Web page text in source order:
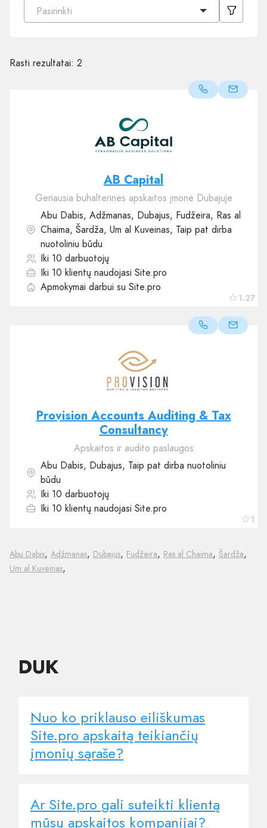
Pasirinkti
Rasti rezultatai: 2
1.27
AB Capital
Geriausia buhalterinės apskaitos įmonė Dubajuje
Abu Dabis, Adžmanas, Dubajus, Fudžeira, Ras al
Chaima, Šardža, Um al Kuveinas, Taip pat dirba
nuotoliniu būdu
Iki 10 darbuotojų
Iki 10 klientų naudojasi Site.pro
Apmokymai darbui su Site.pro
1
Provision Accounts Auditing & Tax
Consultancy
Apskaitos ir audito paslaugos
Abu Dabis, Dubajus, Taip pat dirba nuotoliniu
būdu
Iki 10 darbuotojų
Iki 10 klientų naudojasi Site.pro
Abu Dabis, Adžmanas, Dubajus, Fudžeira, Ras al Chaima, Šardža,
Um al Kuveinas,
DUK
Nuo ko priklauso eiliškumas
Site.pro apskaitą teikiančių
įmonių sąraše?
Ar Site.pro gali suteikti klientą
mūsų apskaitos kompanijai?